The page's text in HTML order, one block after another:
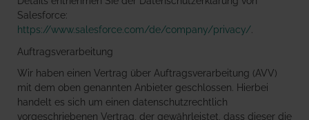
Salesforce:
https://www.salesforce.com/de/company/privacy/.
Auftragsverarbeitung
Wir haben einen Vertrag über Auftragsverarbeitung (AVV)
mit dem oben genannten Anbieter geschlossen. Hierbei
handelt es sich um einen datenschutzrechtlich
vorgeschriebenen Vertrag, der gewährleistet, dass dieser die